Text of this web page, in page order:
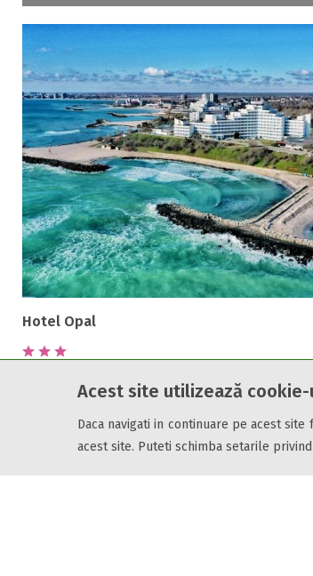
Acest site utilizează cookie-
Daca navigati in continuare pe acest
acest site. Puteti schimba setarile
Hotel Opal
Strada Gala Galaction, Nr. 14
790 LEIpe noapte